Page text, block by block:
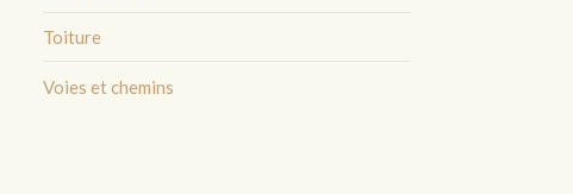
Toiture
Voies et chemins